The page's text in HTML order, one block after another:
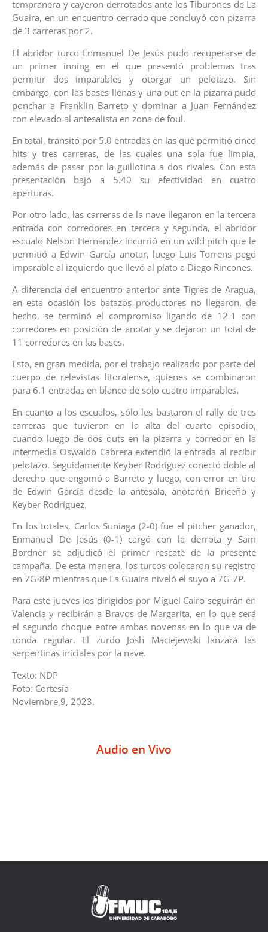
tempranera y cayeron derrotados ante los Tiburones de La
Guaira, en un encuentro cerrado que concluyó con pizarra
de 3 carreras por 2.
El abridor turco Enmanuel De Jesús pudo recuperarse de
un primer inning en el que presentó problemas tras
permitir dos imparables y otorgar un pelotazo. Sin
embargo, con las bases llenas y una out en la pizarra pudo
ponchar a Franklin Barreto y dominar a Juan Fernández
con elevado al antesalista en zona de foul.
En total, transitó por 5.0 entradas en las que permitió cinco
hits y tres carreras, de las cuales una sola fue limpia,
además de pasar por la guillotina a dos rivales. Con esta
presentación bajó a 5.40 su efectividad en cuatro
aperturas.
Por otro lado, las carreras de la nave llegaron en la tercera
entrada con corredores en tercera y segunda, el abridor
escualo Nelson Hernández incurrió en un wild pitch que le
permitió a Edwin García anotar, luego Luis Torrens pegó
imparable al izquierdo que llevó al plato a Diego Rincones.
A diferencia del encuentro anterior ante Tigres de Aragua,
en esta ocasión los batazos productores no llegaron, de
hecho, se terminó el compromiso ligando de 12-1 con
corredores en posición de anotar y se dejaron un total de
11 corredores en las bases.
Esto, en gran medida, por el trabajo realizado por parte del
cuerpo de relevistas litoralense, quienes se combinaron
para 6.1 entradas en blanco de solo cuatro imparables.
En cuanto a los escualos, sólo les bastaron el rally de tres
carreras que tuvieron en la alta del cuarto episodio,
cuando luego de dos outs en la pizarra y corredor en la
intermedia Oswaldo Cabrera extendió la entrada al recibir
pelotazo. Seguidamente Keyber Rodríguez conectó doble al
derecho que engomó a Barreto y luego, con error en tiro
de Edwin García desde la antesala, anotaron Briceño y
Keyber Rodríguez.
En los totales, Carlos Suniaga (2-0) fue el pitcher ganador,
Enmanuel De Jesús (0-1) cargó con la derrota y Sam
Bordner se adjudicó el primer rescate de la presente
campaña. De esta manera, los turcos colocaron su registro
en 7G-8P mientras que La Guaira niveló el suyo a 7G-7P.
Para este jueves los dirigidos por Miguel Cairo seguirán en
Valencia y recibirán a Bravos de Margarita, en lo que será
el segundo choque entre ambas novenas en lo que va de
ronda regular. El zurdo Josh Maciejewski lanzará las
serpentinas iniciales por la nave.
Texto: NDP
Foto: Cortesía
Noviembre,9, 2023.
Audio en Vivo